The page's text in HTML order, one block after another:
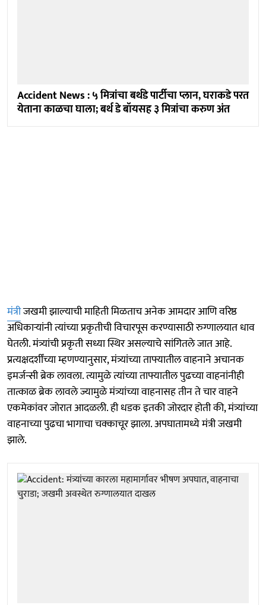
Accident News : ५ मित्रांचा बर्थडे पार्टीचा प्लान, घराकडे परत
येताना काळचा घाला; बर्थ डे बॉयसह ३ मित्रांचा करुण अंत
मंत्रीजखमी झाल्याची माहिती मिळताच अनेक आमदार आणि वरिष्ठ
अधिकाऱ्यांनी त्यांच्या प्रकृतीची विचारपूस करण्यासाठी रुग्णालयात धाव
घेतली. मंत्र्यांची प्रकृती सध्या स्थिर असल्याचे सांगितले जात आहे.
प्रत्यक्षदर्शींच्या म्हणण्यानुसार, मंत्र्यांच्या ताफ्यातील वाहनाने अचानक
इमर्जन्सी ब्रेक लावला. त्यामुळे त्यांच्या ताफ्यातील पुढच्या वाहनांनीही
तात्काळ ब्रेक लावले ज्यामुळे मंत्र्यांच्या वाहनासह तीन ते चार वाहने
एकमेकांवर जोरात आदळली. ही धडक इतकी जोरदार होती की, मंत्र्यांच्या
वाहनाच्या पुढचा भागाचा चक्काचूर झाला. अपघातामध्ये मंत्री जखमी
झाले.